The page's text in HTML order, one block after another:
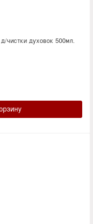
чистки духовок 500мл.